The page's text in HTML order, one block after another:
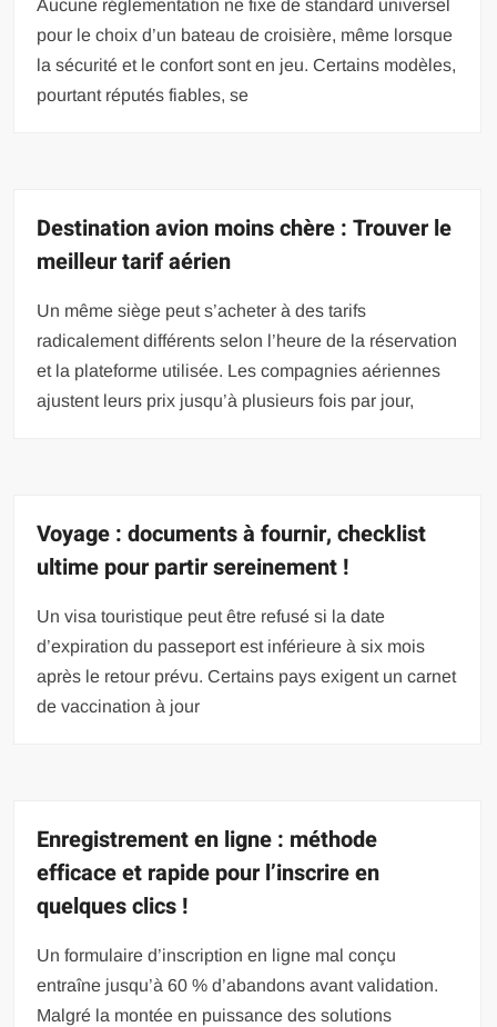
Aucune réglementation ne fixe de standard universel
pour le choix d’un bateau de croisière, même lorsque
la sécurité et le confort sont en jeu. Certains modèles,
pourtant réputés fiables, se
Destination avion moins chère : Trouver le
meilleur tarif aérien
Un même siège peut s’acheter à des tarifs
radicalement différents selon l’heure de la réservation
et la plateforme utilisée. Les compagnies aériennes
ajustent leurs prix jusqu’à plusieurs fois par jour,
Voyage : documents à fournir, checklist
ultime pour partir sereinement !
Un visa touristique peut être refusé si la date
d’expiration du passeport est inférieure à six mois
après le retour prévu. Certains pays exigent un carnet
de vaccination à jour
Enregistrement en ligne : méthode
efficace et rapide pour l’inscrire en
quelques clics !
Un formulaire d’inscription en ligne mal conçu
entraîne jusqu’à 60 % d’abandons avant validation.
Malgré la montée en puissance des solutions